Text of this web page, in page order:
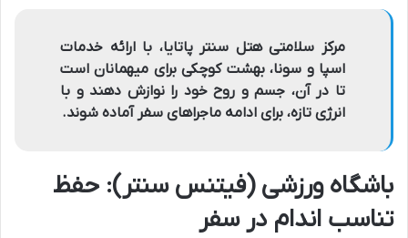
مرکز سلامتی هتل سنتر پاتایا، با ارائه خدمات
اسپا و سونا، بهشت کوچکی برای میهمانان است
تا در آن، جسم و روح خود را نوازش دهند و با
انرژی تازه، برای ادامه ماجراهای سفر آماده شوند.
باشگاه ورزشی (فیتنس سنتر): حفظ
تناسب اندام در سفر